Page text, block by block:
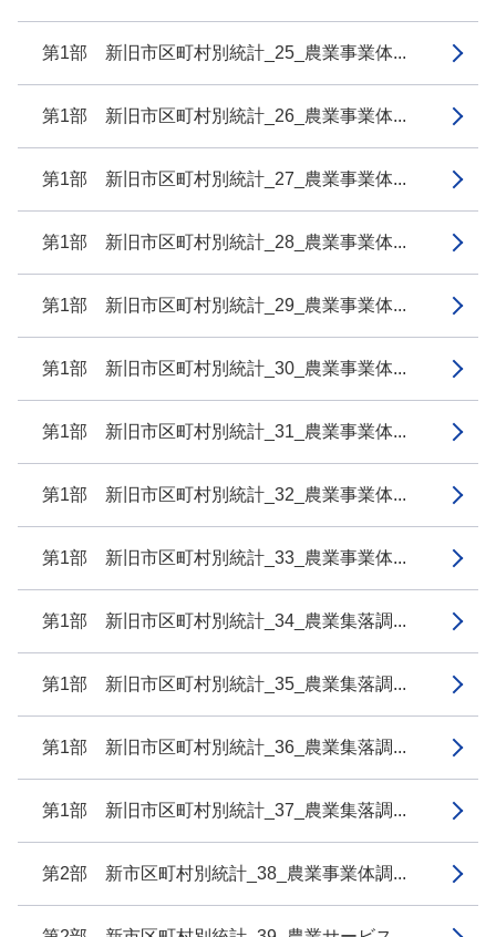
第1部 新旧市区町村別統計_25_農業事業体...
第1部 新旧市区町村別統計_26_農業事業体...
第1部 新旧市区町村別統計_27_農業事業体...
第1部 新旧市区町村別統計_28_農業事業体...
第1部 新旧市区町村別統計_29_農業事業体...
第1部 新旧市区町村別統計_30_農業事業体...
第1部 新旧市区町村別統計_31_農業事業体...
第1部 新旧市区町村別統計_32_農業事業体...
第1部 新旧市区町村別統計_33_農業事業体...
第1部 新旧市区町村別統計_34_農業集落調...
第1部 新旧市区町村別統計_35_農業集落調...
第1部 新旧市区町村別統計_36_農業集落調...
第1部 新旧市区町村別統計_37_農業集落調...
第2部 新市区町村別統計_38_農業事業体調...